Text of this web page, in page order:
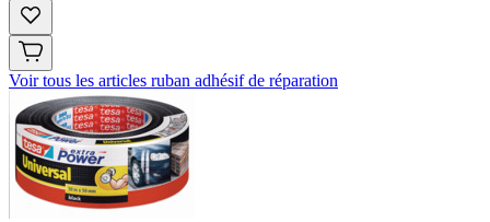
Voir tous les articles ruban adhésif de réparation